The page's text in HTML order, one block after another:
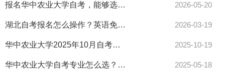
报名华中农业大学自考，能够选择哪些院校及对应的专业呢？ 2026-05-20
湖北自考报名怎么操作？英语免考条件一览表！ 2026-03-19
华中农业大学2025年10月自考安排出炉！考试日程速查通道开启！ 2025-10-19
华中农业大学自考专业怎么选？简单好考指南速看！ 2025-05-18